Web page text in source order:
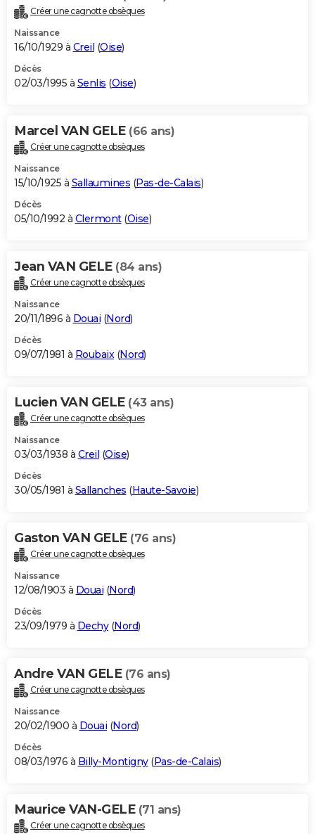
Créer une cagnotte obsèques
Naissance
16/10/1929 à Creil (Oise)
Décès
02/03/1995 à Senlis (Oise)
Marcel VAN GELE (66 ans)
Créer une cagnotte obsèques
Naissance
15/10/1925 à Sallaumines (Pas-de-Calais)
Décès
05/10/1992 à Clermont(Oise)
Jean VAN GELE (84 ans)
Créer une cagnotte obsèques
Naissance
20/11/1896 à Douai (Nord)
Décès
09/07/1981 à Roubaix(Nord)
Lucien VAN GELE (43 ans)
Créer une cagnotte obsèques
Naissance
03/03/1938 à Creil (Oise)
Décès
30/05/1981 à Sallanches (Haute-Savoie)
Gaston VAN GELE (76 ans)
Créer une cagnotte obsèques
Naissance
12/08/1903 à Douai (Nord)
Décès
23/09/1979 à Dechy(Nord)
Andre VAN GELE (76 ans)
Créer une cagnotte obsèques
Naissance
20/02/1900 à Douai (Nord)
Décès
08/03/1976 à Billy-Montigny(Pas-de-Calais)
Maurice VAN-GELE (71 ans)
Créer une cagnotte obsèques